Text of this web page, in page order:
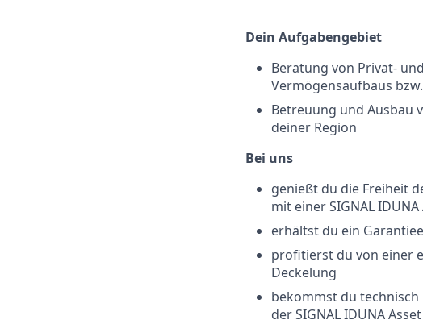
Dein Aufgabengebiet
Beratung von Privat-
Vermögensaufbaus
Betreuung und Ausbau
deiner Region
Bei uns
genießt du die Freiheit
mit einer SIGNAL
erhältst du ein
profitierst du von einer
Deckelung
bekommst du
der SIGNAL IDUNA